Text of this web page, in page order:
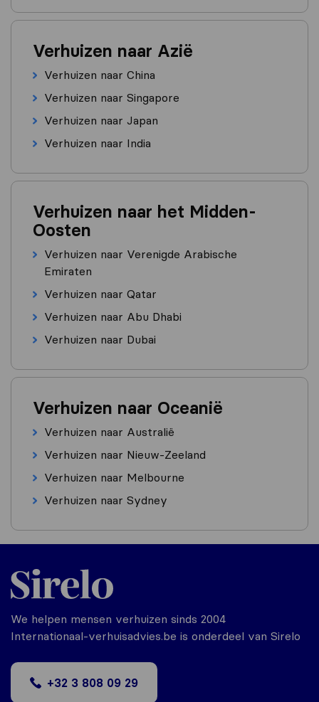
Verhuizen naar Azië
Verhuizen naar China
Verhuizen naar Singapore
Verhuizen naar Japan
Verhuizen naar India
Verhuizen naar het Midden-
Oosten
Verhuizen naar Verenigde Arabische
Emiraten
Verhuizen naar Qatar
Verhuizen naar Abu Dhabi
Verhuizen naar Dubai
Verhuizen naar Oceanië
Verhuizen naar Australië
Verhuizen naar Nieuw-Zeeland
Verhuizen naar Melbourne
Verhuizen naar Sydney
We helpen mensen verhuizen sinds 2004
Internationaal-verhuisadvies.be is onderdeel van Sirelo
+32 3 808 09 29